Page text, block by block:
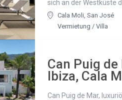
sich an der Westküste
Cala Moli San José
Vermietung / Villa
Can Puig
Ibiza, Cala
Can Puig de Mar,